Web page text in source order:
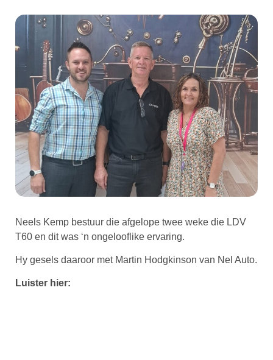
Neels Kemp bestuur die afgelope twee weke die LDV
T60 en dit was ‘n ongelooflike ervaring.
Hy gesels daaroor met Martin Hodgkinson van Nel Auto.
Luister hier: